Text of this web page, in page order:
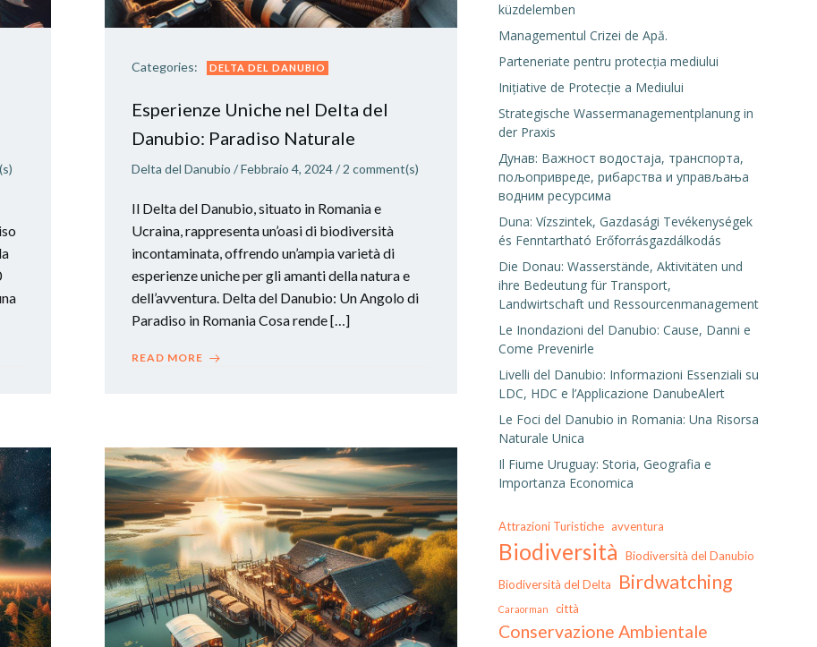
Categories: DELTA DEL DANUBIO
Esperienze Uniche nel Delta del
Danubio: Paradiso Naturale
Delta del Danubio /Febbraio 4, 2024/ 2 comment(s)
Il Delta del Danubio, situato in Romania e
Ucraina, rappresenta un’oasi di biodiversità
incontaminata, offrendo un’ampia varietà di
esperienze uniche per gli amanti della natura e
dell’avventura. Delta del Danubio: Un Angolo di
Paradiso in Romania Cosa rende […]
READ MORE
küzdelemben
Managementul Crizei de Apă.
Parteneriate pentru protecția mediului
Inițiative de Protecție a Mediului
Strategische Wassermanagementplanung in
der Praxis
Дунав: Важност водостаја, транспорта,
пољопривреде, рибарства и управљања
водним ресурсима
Duna: Vízszintek, Gazdasági Tevékenységek
és Fenntartható Erőforrásgazdálkodás
Die Donau: Wasserstände, Aktivitäten und
ihre Bedeutung für Transport,
Landwirtschaft und Ressourcenmanagement
Le Inondazioni del Danubio: Cause, Danni e
Come Prevenirle
Livelli del Danubio: Informazioni Essenziali su
LDC, HDC e l’Applicazione DanubeAlert
Le Foci del Danubio in Romania: Una Risorsa
Naturale Unica
Il Fiume Uruguay: Storia, Geografia e
Importanza Economica
Attrazioni Turistiche avventura
Biodiversità
Biodiversità del Danubio
Biodiversità del Delta
Birdwatching
Caraorman città
Conservazione Ambientale